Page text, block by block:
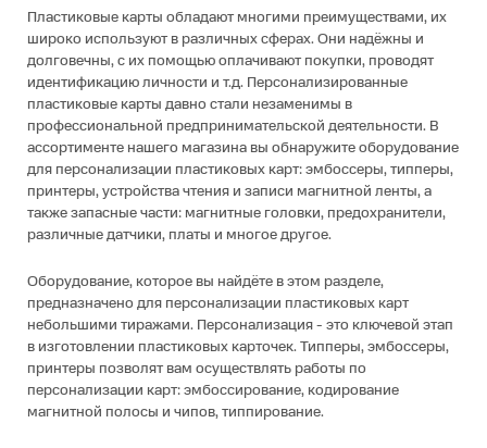
Пластиковые карты обладают многими преимуществами, их
широко используют в различных сферах. Они надёжны и
долговечны, с их помощью оплачивают покупки, проводят
идентификацию личности и т.д. Персонализированные
пластиковые карты давно стали незаменимы в
профессиональной предпринимательской деятельности. В
ассортименте нашего магазина вы обнаружите оборудование
для персонализации пластиковых карт: эмбоссеры, типперы,
принтеры, устройства чтения и записи магнитной ленты, а
также запасные части: магнитные головки, предохранители,
различные датчики, платы и многое другое.
Оборудование, которое вы найдёте в этом разделе,
предназначено для персонализации пластиковых карт
небольшими тиражами. Персонализация - это ключевой этап
в изготовлении пластиковых карточек. Типперы, эмбоссеры,
принтеры позволят вам осуществлять работы по
персонализации карт: эмбоссирование, кодирование
магнитной полосы и чипов, типпирование.